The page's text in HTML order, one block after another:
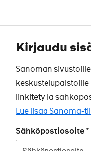
Kirjaudu
Sanoman
linkitetyllä
Lue lisää Sanoma-
Sähköpostiosoite